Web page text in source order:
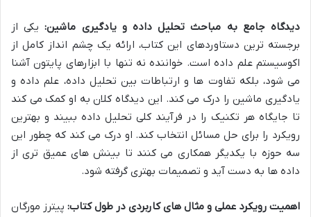
دیدگاه جامع به مباحث تحلیل داده و یادگیری ماشین:یکی از
برجسته ترین دستاوردهای این کتاب، ارائه یک چشم انداز کامل از
اکوسیستم علم داده است. خواننده نه تنها با ابزارهای پایتون آشنا
می شود، بلکه تفاوت ها و ارتباطات بین تحلیل داده، علم داده و
یادگیری ماشین را درک می کند. این دیدگاه کلان به او کمک می کند
تا جایگاه هر تکنیک را در فرآیند کلی تحلیل داده ببیند و بهترین
رویکرد را برای حل مسائل انتخاب کند. او درک می کند که چطور این
سه حوزه با یکدیگر همکاری می کنند تا بینش های عمیق تری از
داده ها به دست آید و تصمیمات بهتری گرفته شود.
اهمیت رویکرد عملی و مثال های کاربردی در طول کتاب: پیترز مورگان